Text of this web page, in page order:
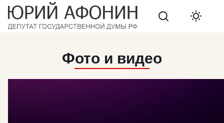
Search
Фото и видео